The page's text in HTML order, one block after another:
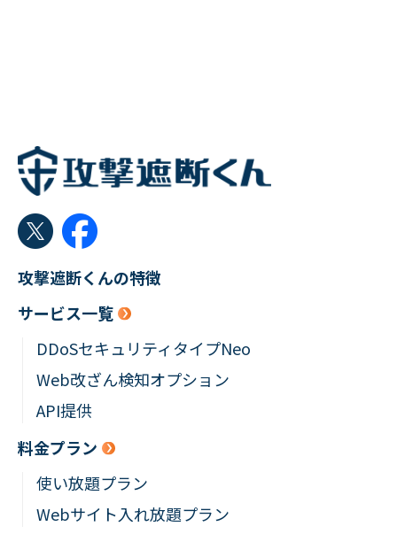
攻撃遮断くんの特徴
サービス一覧
DDoSセキュリティタイプNeo
Web改ざん検知オプション
API提供
料金プラン
使い放題プラン
Webサイト入れ放題プラン